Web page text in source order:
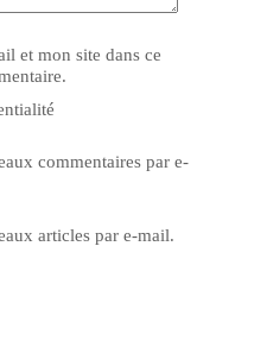
et mon site dans ce
commentaires par e-
articles par e-mail.